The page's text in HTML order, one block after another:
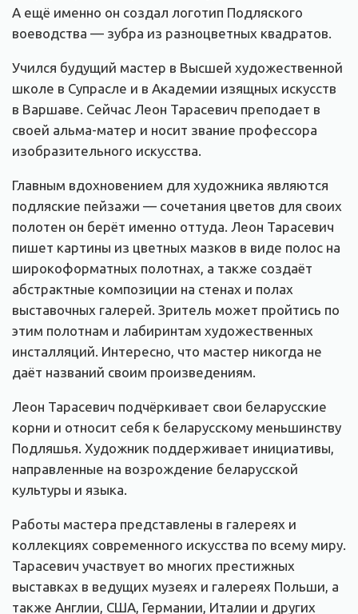
А ещё именно он создал логотип Подляского
воеводства — зубра из разноцветных квадратов.
Учился будущий мастер в Высшей художественной
школе в Супрасле и в Академии изящных искусств
в Варшаве. Сейчас Леон Тарасевич преподает в
своей альма-матер и носит звание профессора
изобразительного искусства.
Главным вдохновением для художника являются
подляские пейзажи — сочетания цветов для своих
полотен он берёт именно оттуда. Леон Тарасевич
пишет картины из цветных мазков в виде полос на
широкоформатных полотнах, а также создаёт
абстрактные композиции на стенах и полах
выставочных галерей. Зритель может пройтись по
этим полотнам и лабиринтам художественных
инсталляций. Интересно, что мастер никогда не
даёт названий своим произведениям.
Леон Тарасевич подчёркивает свои беларусские
корни и относит себя к беларусскому меньшинству
Подляшья. Художник поддерживает инициативы,
направленные на возрождение беларусской
культуры и языка.
Работы мастера представлены в галереях и
коллекциях современного искусства по всему миру.
Тарасевич участвует во многих престижных
выставках в ведущих музеях и галереях Польши, а
также Англии, США, Германии, Италии и других